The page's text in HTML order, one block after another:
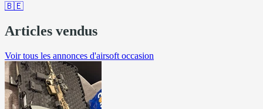
🇧🇪
Articles vendus
Voir tous les annonces d'airsoft occasion